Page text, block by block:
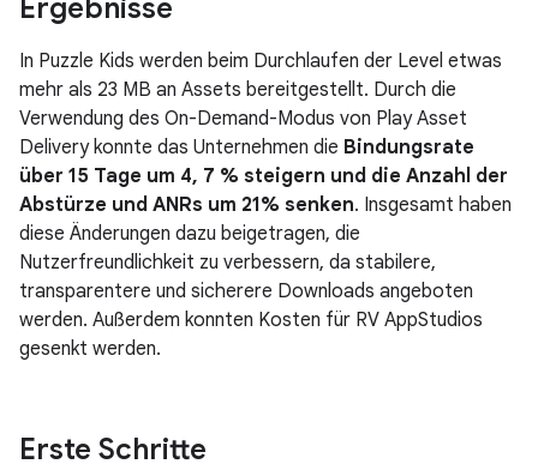
Ergebnisse
In Puzzle Kids werden beim Durchlaufen der Level etwas
mehr als 23 MB an Assets bereitgestellt. Durch die
Verwendung des On-Demand-Modus von Play Asset
Delivery konnte das Unternehmen die Bindungsrate
über 15 Tage um 4, 7 % steigern und die Anzahl der
Abstürze und ANRs um 21% senken. Insgesamt haben
diese Änderungen dazu beigetragen, die
Nutzerfreundlichkeit zu verbessern, da stabilere,
transparentere und sicherere Downloads angeboten
werden. Außerdem konnten Kosten für RV AppStudios
gesenkt werden.
Erste Schritte